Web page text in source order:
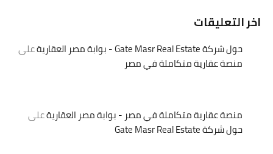
اخر التعليقات
حول شركة Gate Masr Real Estate - بوابة مصر العقارية
على
منصة عقارية متكاملة في مصر
منصة عقارية متكاملة في مصر - بوابة مصر العقاريةعلى
حول شركة Gate Masr Real Estate